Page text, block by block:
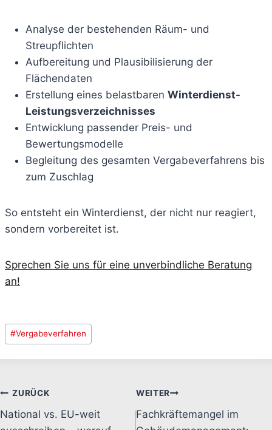
Analyse der bestehenden Räum- und
Streupflichten
Aufbereitung und Plausibilisierung der
Flächendaten
Erstellung eines belastbaren Winterdienst-
Leistungsverzeichnisses
Entwicklung passender Preis- und
Bewertungsmodelle
Begleitung des gesamten Vergabeverfahrens bis
zum Zuschlag
So entsteht ein Winterdienst, der nicht nur reagiert,
sondern vorbereitet ist.
Sprechen Sie uns für eine unverbindliche Beratung
an!
Schlagworte:
#Vergabeverfahren
Beitragsnavigation
ZURÜCK
National vs. EU-weit
WEITER
Fachkräftemangel im